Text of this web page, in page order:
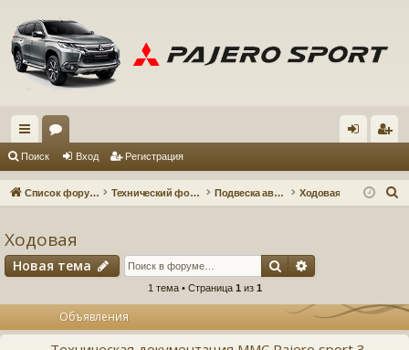
с
ы
и
ум д ис
Поиск Вход Регистрация
Список форумов Технический форум Подвеска автомобиля Ходовая
Ходовая
Новая тема Поиск
1 тема • Страница 1 из 1
Объявления